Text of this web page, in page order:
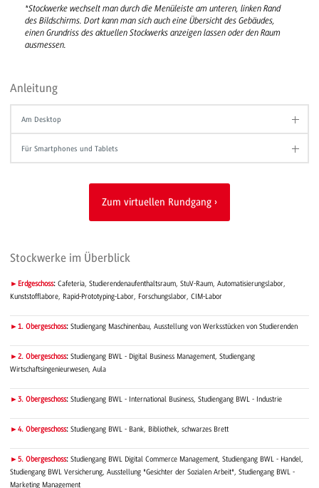
*Stockwerke wechselt man durch die Menüleiste am unteren, linken Rand
des Bildschirms. Dort kann man sich auch eine Übersicht des Gebäudes,
einen Grundriss des aktuellen Stockwerks anzeigen lassen oder den Raum
ausmessen.
Anleitung
Am Desktop
Für Smartphones und Tablets
Zum virtuellen Rundgang
Stockwerke im Überblick
►Erdgeschoss: Cafeteria, Studierendenaufenthaltsraum, StuV-Raum, Automatisierungslabor,
Kunststofflabore, Rapid-Prototyping-Labor, Forschungslabor, CIM-Labor
►1. Obergeschoss: Studiengang Maschinenbau, Ausstellung von Werksstücken von Studierenden
►2. Obergeschoss: Studiengang BWL - Digital Business Management, Studiengang
Wirtschaftsingenieurwesen, Aula
►3. Obergeschoss: Studiengang BWL - International Business, Studiengang BWL - Industrie
►4. Obergeschoss: Studiengang BWL - Bank, Bibliothek, schwarzes Brett
►5. Obergeschoss: Studiengang BWL Digital Commerce Management, Studiengang BWL - Handel,
Studiengang BWL Versicherung, Ausstellung "Gesichter der Sozialen Arbeit", Studiengang BWL -
Marketing Management